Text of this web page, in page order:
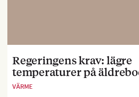
Regeringens krav: lägre
temperaturer på
VÄRME